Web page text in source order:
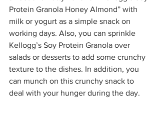
Protein Granola Honey Almond” with
milk or yogurt as a simple snack on
working days. Also, you can sprinkle
Kellogg’s Soy Protein Granola over
salads or desserts to add some crunchy
texture to the dishes. In addition, you
can munch on this crunchy snack to
deal with your hunger during the day.